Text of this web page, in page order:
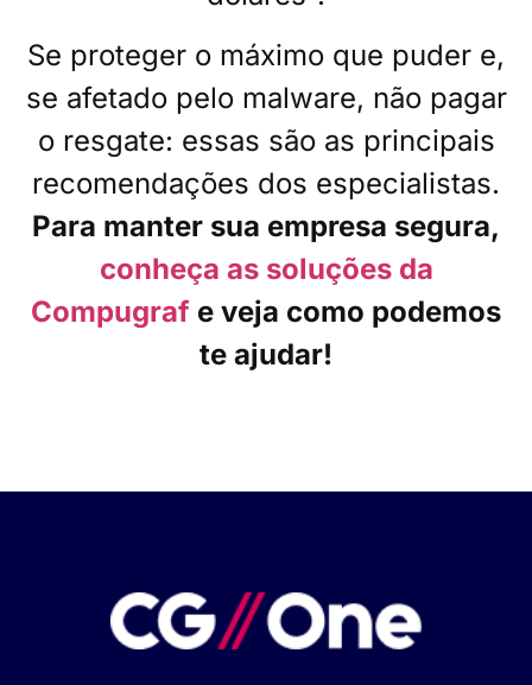
Se proteger o máximo que puder e,
se afetado pelo malware, não pagar
o resgate: essas são as principais
recomendações dos especialistas.
Para manter sua empresa segura,
conheça as soluções da
Compugraf e veja como podemos
te ajudar!